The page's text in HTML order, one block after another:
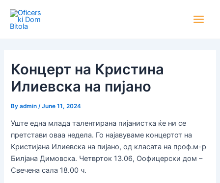
content
Концерт на Кристина
Илиевска на пијано
Byadmin /June 11, 2024
Уште една млада талентирана пијанистка ќе ни се
претстави оваа недела. Го најавуваме концертот на
Кристијана Илиевска на пијано, од класата на проф.м-р
Билјана Димовска. Четврток 13.06, Оофицерски дом –
Свечена сала 18.00 ч.
navigation